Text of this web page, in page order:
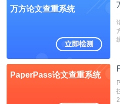
万方论文查重系统
PaperPass论文查重系统